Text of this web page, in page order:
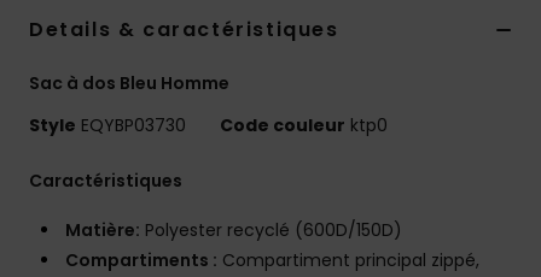
Details & caractéristiques
Sac à dos Bleu Homme
Style EQYBP03730 Code couleur ktp0
Caractéristiques
Matière: Polyester recyclé (600D/150D)
Compartiments : Compartiment principal zippé,